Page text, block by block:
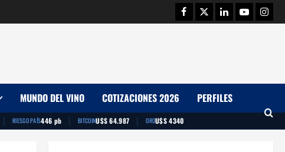
Facebook
TwitterLinkedinYoutube
MUNDO DEL VINO COTIZACIONES 2026 PERFILES
| RIESGO PAÍS446 pb | BITCOINU$S 64.987 | OROU$S 4340